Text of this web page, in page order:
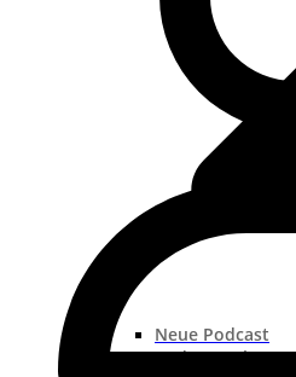
Neue Podcast
Podcast „Shorts“